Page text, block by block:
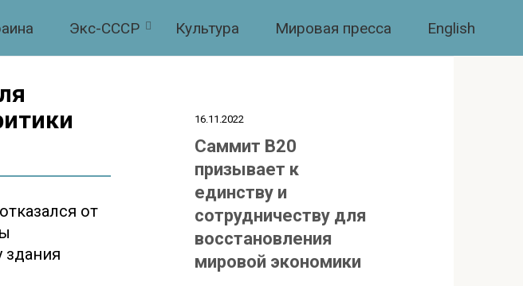
Экс-СССР Культура Мировая пресса English
от
здания
16.11.2022
Саммит B20
призывает к
единству и
сотрудничеству для
восстановления
мировой экономики